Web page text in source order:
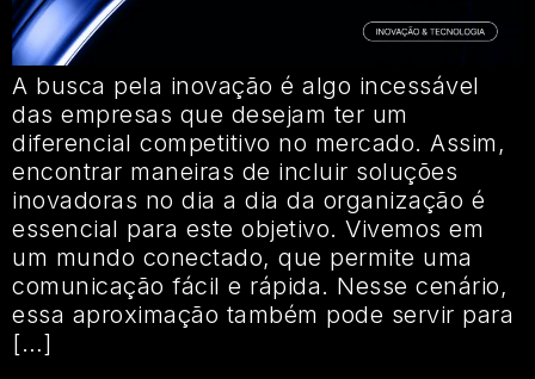
A busca pela inovação é algo incessável
das empresas que desejam ter um
diferencial competitivo no mercado. Assim,
encontrar maneiras de incluir soluções
inovadoras no dia a dia da organização é
essencial para este objetivo. Vivemos em
um mundo conectado, que permite uma
comunicação fácil e rápida. Nesse cenário,
essa aproximação também pode servir para
[…]